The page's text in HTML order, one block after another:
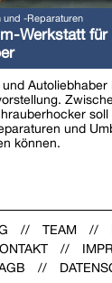
und -Reparaturen
Werkstatt
und
können.
TEAM